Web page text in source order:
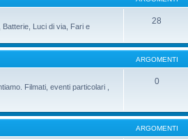
Luci di via, Fari e
28
ARGOMENTI
Filmati, eventi particolari ,
0
ARGOMENTI